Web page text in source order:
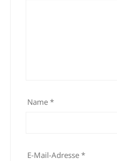
Name *
E-Mail-Adresse *